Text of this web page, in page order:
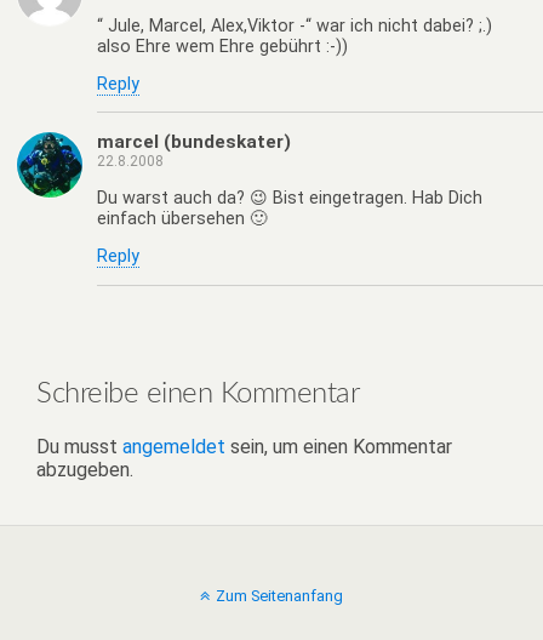
“ Jule, Marcel, Alex,Viktor -“ war ich nicht dabei? ;.)
also Ehre wem Ehre gebührt :-))
Reply
marcel (bundeskater)
22.8.2008
Du warst auch da? 😉 Bist eingetragen. Hab Dich
einfach übersehen 🙂
Reply
Schreibe einen Kommentar
Du musst angemeldet sein, um einen Kommentar
abzugeben.
Zum Seitenanfang